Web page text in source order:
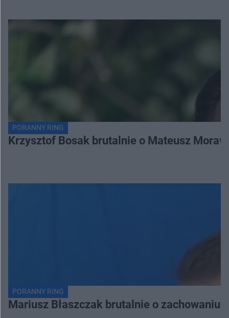
PORANNY RING
Krzysztof Bosak brutalnie o Mateusz
PORANNY RING
Mariusz Błaszczak brutalnie o zachowaniu